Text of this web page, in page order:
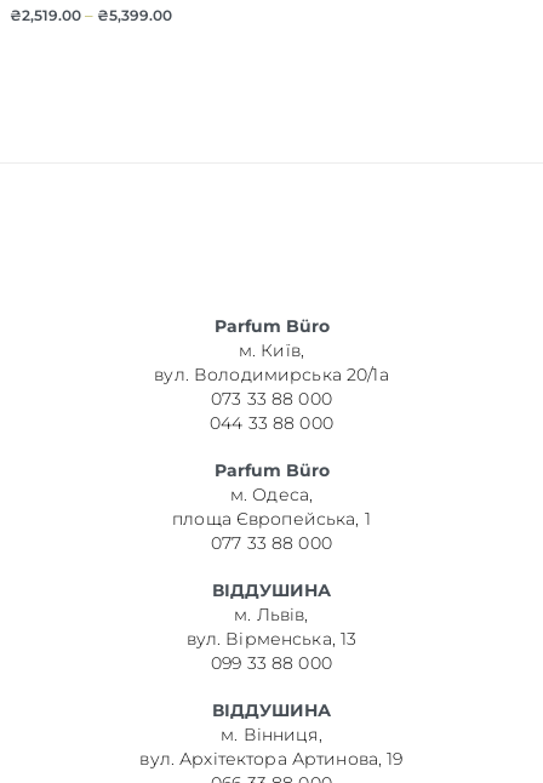
₴2,519.00– ₴5,399.00
Parfum Büro
м. Київ,
вул. Володимирська 20/1а
073 33 88 000
044 33 88 000
Parfum Büro
м. Одеса,
площа Європейська, 1
077 33 88 000
ВІДДУШИНА
м. Львів,
вул. Вірменська, 13
099 33 88 000
ВІДДУШИНА
м. Вінниця,
вул. Архітектора Артинова, 19